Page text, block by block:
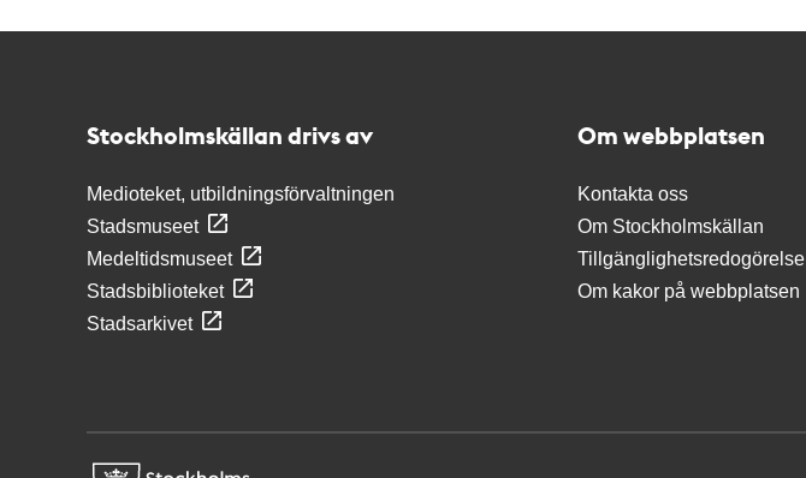
Stockholmskällan drivs av
Medioteket, utbildningsförvaltningen
Stadsmuseet
Medeltidsmuseet
Stadsbiblioteket
Stadsarkivet
Om webbplatsen
Kontakta oss
Om Stockholmskällan
Tillgänglighetsredogörelse
Om kakor på webbplatsen